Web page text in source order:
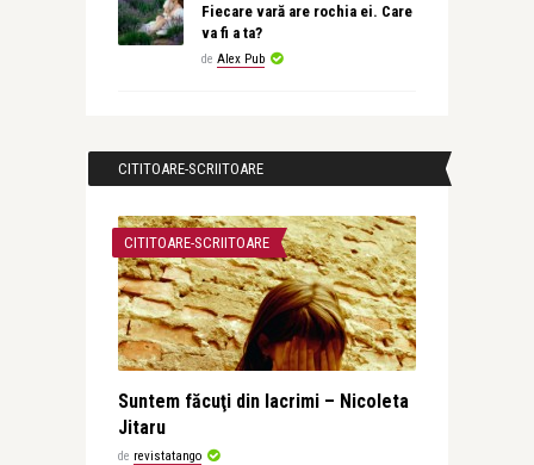
Fiecare vară are rochia ei. Care
va fi a ta?
de Alex Pub
CITITOARE-SCRIITOARE
CITITOARE-SCRIITOARE
Suntem făcuţi din lacrimi – Nicoleta
Jitaru
de revistatango